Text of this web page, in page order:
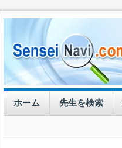
ホーム 先生を検索